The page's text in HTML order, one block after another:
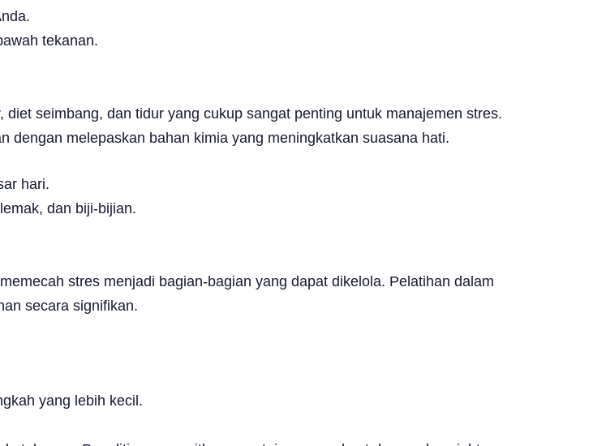
tekanan.
seimbang, dan tidur yang cukup sangat penting untuk manajemen stres.
dengan melepaskan bahan kimia yang meningkatkan suasana hati.
hari.
dan biji-bijian.
stres menjadi bagian-bagian yang dapat dikelola. Pelatihan dalam
secara signifikan.
yang lebih kecil.